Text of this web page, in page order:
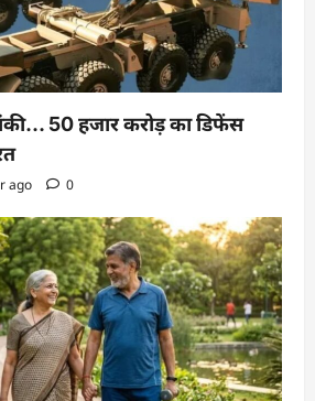
50 हजार करोड़ का डिफेंस
ago 0